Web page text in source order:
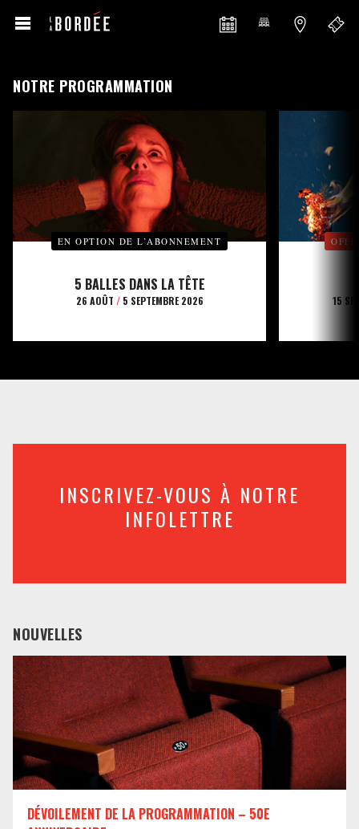
NOTRE PROGRAMMATION
EN OPTION DE L’ABONNEMENT
5 BALLES DANS LA TÊTE
26 AOÛT /5 SEPTEMBRE 2026 15
INSCRIVEZ-VOUS À NOTRE
INFOLETTRE
NOUVELLES
DÉVOILEMENT DE LA PROGRAMMATION – 50E